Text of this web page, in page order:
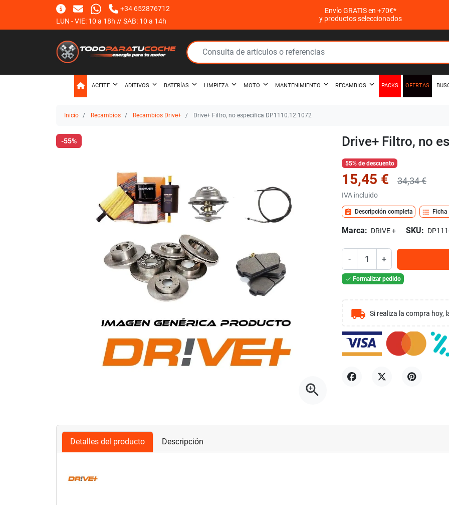
+34 652876712
LUN - VIE: 10 a 18h // SAB: 10 a 14h
Envío GRATIS en +70€*
y productos seleccionados
ACEITE ADITIVOS BATERÍAS LIMPIEZA MOTO MANTENIMIENTO RECAMBIOS PACKS OFERTAS
Inicio Recambios Recambios Drive+ Drive+ Filtro, no especifica DP1110.12.1072
-55%
zoom_in
Drive+ Filtro, no
55% de descuento
15,45 € 34,34 €
IVA incluido
assignment Descripción completa format_list_bulleted Ficha
Marca: DRIVE + SKU:
- +
 Formalizar pedido
local_shipping Si realiza la compra hoy,
Detalles del producto Descripción